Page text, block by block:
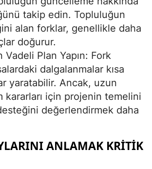
takip edin. Topluluğun
alan forklar, genellikle daha
doğurur.
Vadeli Plan Yapın: Fork
dalgalanmalar kısa
yaratabilir. Ancak, uzun
kararları için projenin temelini
değerlendirmek daha
ANLAMAK KRITIK